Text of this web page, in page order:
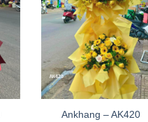
Ankhang – AK420